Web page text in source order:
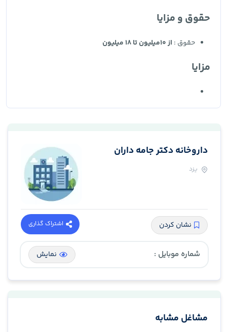
حقوق و مزایا
حقوق : از 10میلیون تا 18 میلیون
مزایا
داروخانه دکتر جامه داران
یزد
نشان کردن اشتراک گذاری
شماره موبایل : نمایش
مشاغل مشابه